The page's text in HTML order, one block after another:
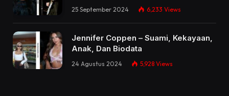
25 September 2024 6,233 Views
Jennifer Coppen – Suami, Kekayaan,
Anak, Dan Biodata
24 Agustus 2024 5,928 Views